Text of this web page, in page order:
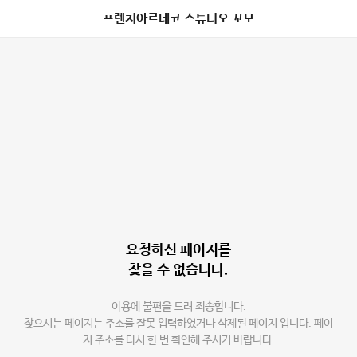
프렌치아르데코 스튜디오 꼬모
요청하신 페이지를
찾을 수 없습니다.
이용에 불편을 드려 죄송합니다.
찾으시는 페이지는 주소를 잘못 입력하였거나 삭제된 페이지 입니다. 페이
지 주소를 다시 한 번 확인해 주시기 바랍니다.